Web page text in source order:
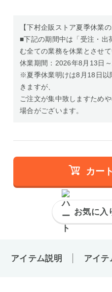
【下村企販ストア夏季休業の
■下記の期間中は「受注・出
む全ての業務を休業とさせて
休業期間：2026年8月13日
※夏季休業明けは8月18日以
きますが、
ご注文が集中致しますため
場合がございます。
カー
お気に入
アイテム説明 アイテ